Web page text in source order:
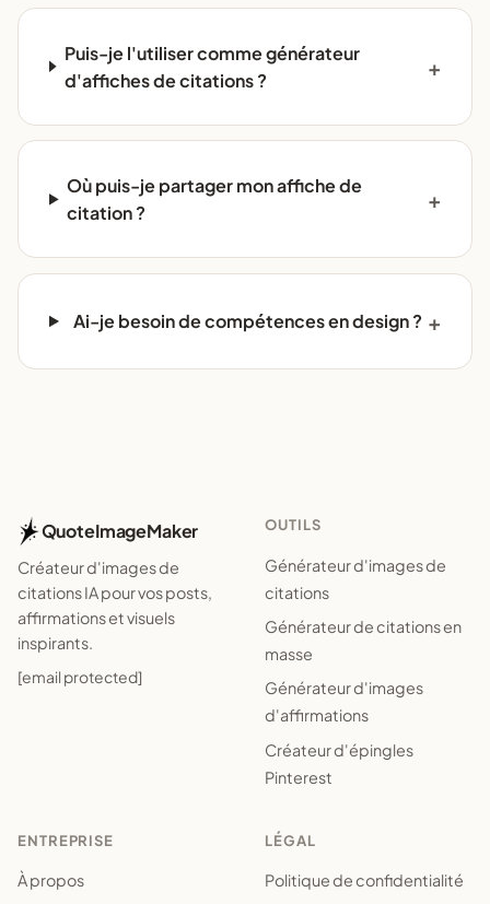
Puis-je l'utiliser comme générateur
d'affiches de citations ?
Où puis-je partager mon affiche de
citation ?
Ai-je besoin de compétences en design ?
QuoteImageMaker
Créateur d'images de
citations IA pour vos posts,
affirmations et visuels
inspirants.
[email protected]
OUTILS
Générateur d'images de
citations
Générateur de citations en
masse
Générateur d'images
d'affirmations
Créateur d'épingles
Pinterest
ENTREPRISE
À propos
LÉGAL
Politique de confidentialité